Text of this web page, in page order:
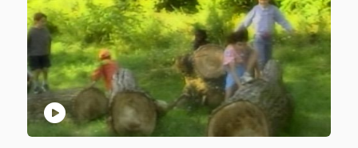
play_circle